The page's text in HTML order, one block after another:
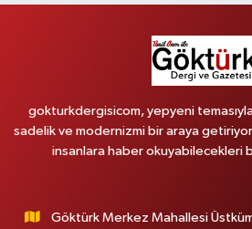
gokturkdergisicom, yepyeni
sadelik ve modernizmi bir araya
insanlara haber okuyabilecekleri
Göktürk Merkez Mahallesi